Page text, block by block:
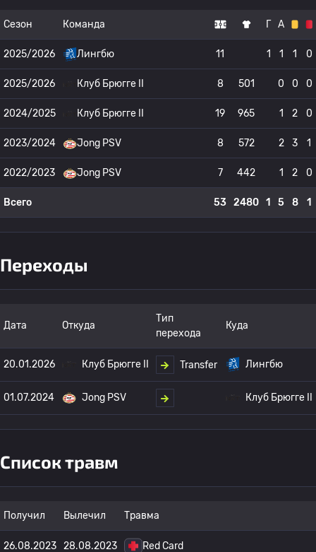
Сезон Команда Г А
2025/2026 Лингбю 11 1 1 1 0
2025/2026 Клуб Брюгге II 8 501 0 0 0
2024/2025 Клуб Брюгге II 19 965 1 2 0
2023/2024 Jong PSV 8 572 2 3 1
2022/2023 Jong PSV 7 442 1 2 0
Всего 53 2480 1 5 8 1
Переходы
Дата Откуда
Тип
перехода
Куда
20.01.2026 Клуб Брюгге II Transfer Лингбю
01.07.2024 Jong PSV Клуб Брюгге II
Список травм
Получил Вылечил Травма
26.08.2023 28.08.2023 Red Card